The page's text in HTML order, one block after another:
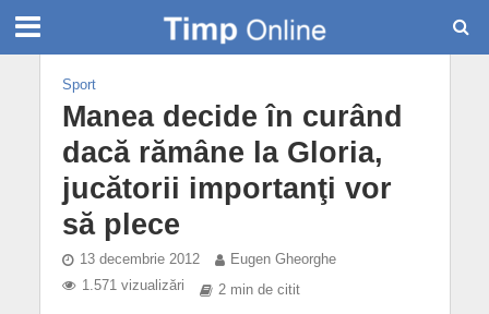
Sport
Manea decide în curând
dacă rămâne la Gloria,
jucătorii importanţi vor
să plece
13 decembrie 2012
Eugen Gheorghe
1.571 vizualizări
2 min de citit